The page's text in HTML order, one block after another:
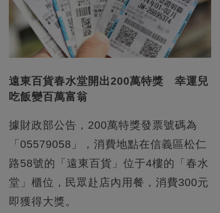
遠東百貨春水堂開出200萬特獎 幸運兒
吃飯變百萬富翁
據財政部公告，200萬特獎發票號碼為
「05579058」，消費地點在信義區松仁
路58號的「遠東百貨」位于4樓的「春水
堂」櫃位，民眾赴店內用餐，消費300元
即獲得大獎。